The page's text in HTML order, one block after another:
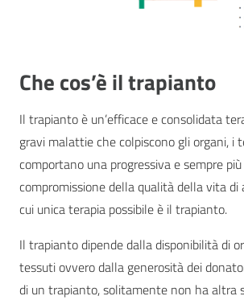
Che cos’è il trapianto
Il trapianto è un’efficace e consolidata
gravi malattie che colpiscono gli organi, i
comportano una progressiva e sempre
compromissione della qualità della vita di
cui unica terapia possibile è il trapianto.
Il trapianto dipende dalla disponibilità di
tessuti ovvero dalla generosità dei
di un trapianto, solitamente non ha altra